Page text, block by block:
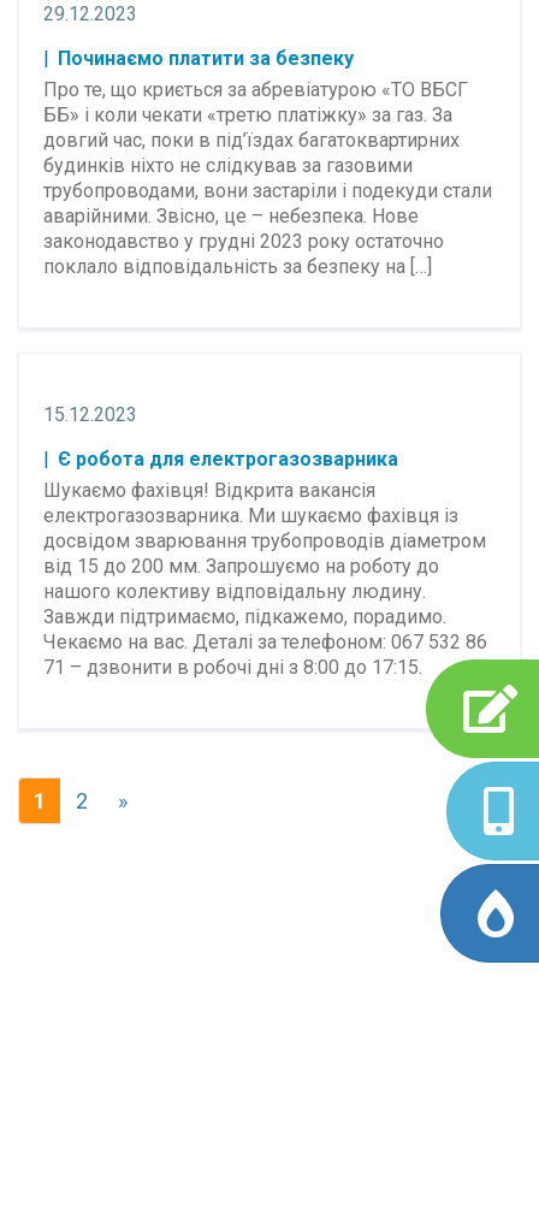
29.12.2023
Починаємо платити за безпеку
Про те, що криється за абревіатурою «ТО ВБСГ
ББ» і коли чекати «третю платіжку» за газ. За
довгий час, поки в під’їздах багатоквартирних
будинків ніхто не слідкував за газовими
трубопроводами, вони застаріли і подекуди стали
аварійними. Звісно, це – небезпека. Нове
законодавство у грудні 2023 року остаточно
поклало відповідальність за безпеку на […]
15.12.2023
Є робота для електрогазозварника
Шукаємо фахівця! Відкрита вакансія
електрогазозварника. Ми шукаємо фахівця із
досвідом зварювання трубопроводів діаметром
від 15 до 200 мм. Запрошуємо на роботу до
нашого колективу відповідальну людину.
Завжди підтримаємо, підкажемо, порадимо.
Чекаємо на вас. Деталі за телефоном: 067 532 86
71 – дзвонити в робочі дні з 8:00 до 17:15.
1 2 »